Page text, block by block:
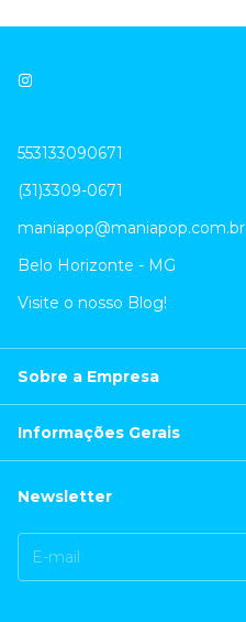
553133090671
(31)3309-0671
maniapop@maniapop.com.br
Belo Horizonte - MG
Visite o nosso Blog!
Sobre a Empresa
Informações Gerais
Newsletter